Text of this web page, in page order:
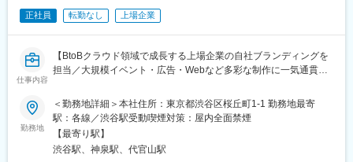
（トーン＆マナー管理、売場改善提案含む）
（チラシ・カタログ、SNS用ビジュアル、Web広告バナーなど ※
スキルに応じて）
変更の範囲：会社の定める業務
実案件への適用と新たな表現・価値開発の両立に挑戦できる環境
です。
■仕事の魅力：
◎生成AIを単なる効率化ツールではなく、表現を拡張する手段と
できます。
◎AI×クリエイティブの最前線で、表現の可能性そのものを広げて
いく経験が得られます。
正社員 転勤なし 上場企業
仕事内容
【BtoBクラウド領域で成長する上場企業の自社ブランディングを
担当／大規模イベント・広告・Webなど多彩な制作に一気通貫で
当社が展開するサービスやイベントなどに関するクリエイティブ
全般の制作を通して、ブランド体験を構築していただきます。
■業務内容：
勤務地
＜勤務地詳細＞本社住所：東京都渋谷区桜丘町1-1 勤務地最寄
駅：各線／渋谷駅受動喫煙対策：屋内全面禁煙
【最寄り駅】
渋谷駅、神泉駅、代官山駅